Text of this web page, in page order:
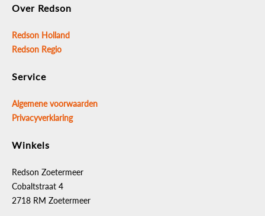
Over Redson
Redson Holland
Redson Regio
Service
Algemene voorwaarden
Privacyverklaring
Winkels
Redson Zoetermeer
Cobaltstraat 4
2718 RM Zoetermeer